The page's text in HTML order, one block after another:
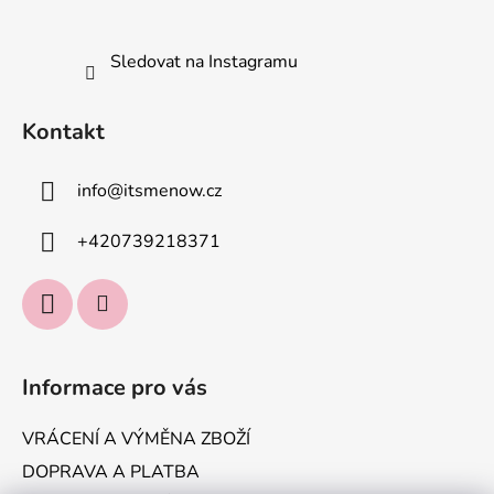
Sledovat na Instagramu
Kontakt
info@itsmenow.cz
+420739218371
Informace pro vás
VRÁCENÍ A VÝMĚNA ZBOŽÍ
DOPRAVA A PLATBA